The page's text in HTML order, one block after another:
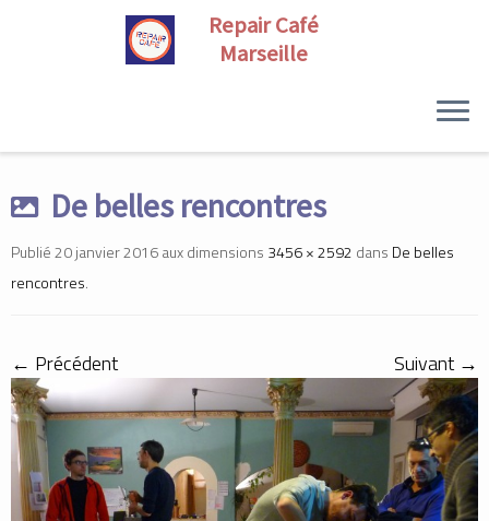
to
contentDe belles rencontres
Publié20 janvier 2016aux dimensions 3456 × 2592 dans De belles
rencontres.
← Précédent Suivant →